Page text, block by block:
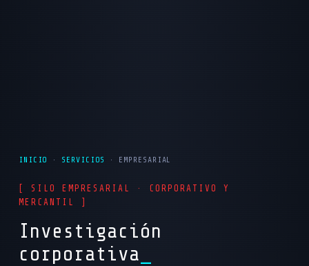
INICIO · SERVICIOS · EMPRESARIAL
[ SILO EMPRESARIAL · CORPORATIVO Y
MERCANTIL ]
Investigación
corporativa